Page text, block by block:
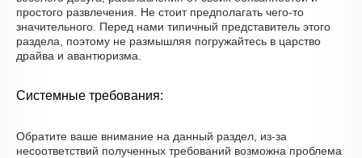
простого развлечения. Не стоит предполагать чего-то
значительного. Перед нами типичный представитель этого
раздела, поэтому не размышляя погружайтесь в царство
драйва и авантюризма.
Системные требования:
Обратите ваше внимание на данный раздел, из-за
несоответствий полученных требований возможна проблема